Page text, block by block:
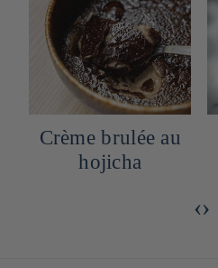
Crème brulée au
hojicha
‹›